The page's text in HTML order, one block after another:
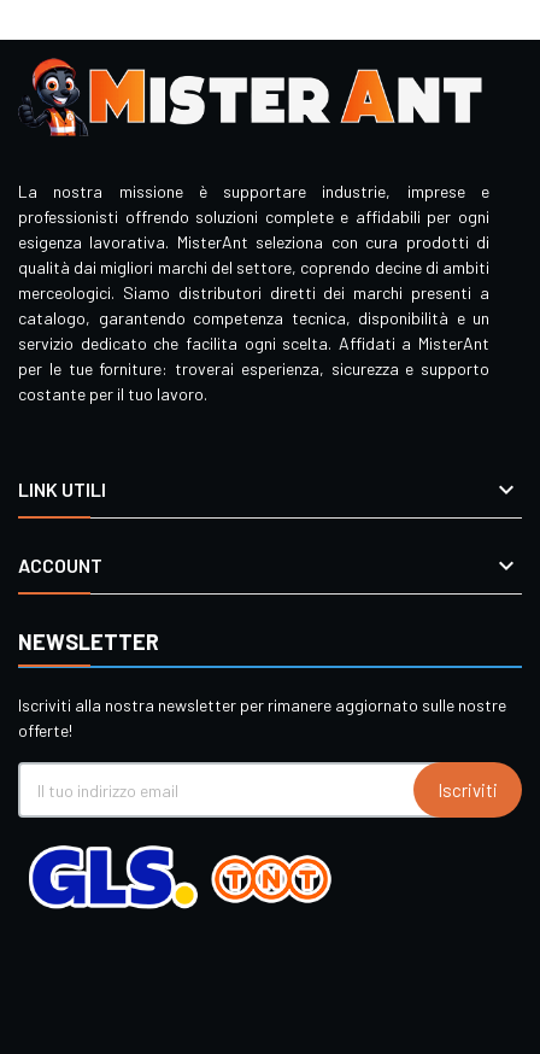
La nostra missione è supportare industrie, imprese e
professionisti offrendo soluzioni complete e affidabili per ogni
esigenza lavorativa. MisterAnt seleziona con cura prodotti di
qualità dai migliori marchi del settore, coprendo decine di ambiti
merceologici. Siamo distributori diretti dei marchi presenti a
catalogo, garantendo competenza tecnica, disponibilità e un
servizio dedicato che facilita ogni scelta. Affidati a MisterAnt
per le tue forniture: troverai esperienza, sicurezza e supporto
costante per il tuo lavoro.
LINK UTILI 
ACCOUNT 
NEWSLETTER
Iscriviti alla nostra newsletter per rimanere aggiornato sulle nostre
offerte!
Iscriviti